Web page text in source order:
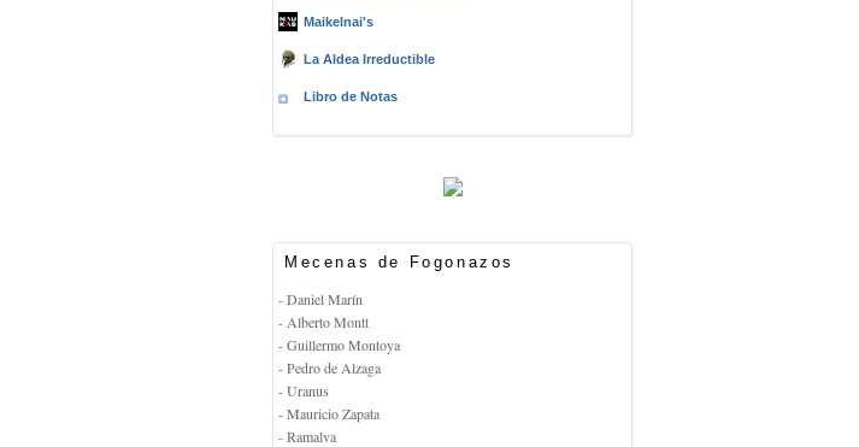
Maikelnai's
La Aldea Irreductible
Libro de Notas
Mecenas de Fogonazos
- Daniel Marín
- Alberto Montt
- Guillermo Montoya
- Pedro de Alzaga
- Uranus
- Mauricio Zapata
- Ramalva